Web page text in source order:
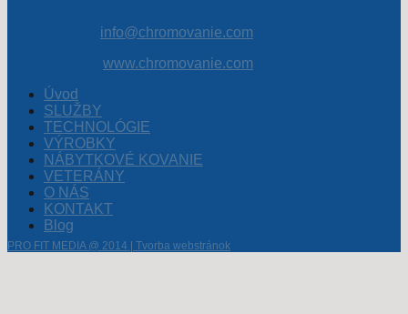
info@chromovanie.com
www.chromovanie.com
Úvod
SLUŽBY
TECHNOLÓGIE
VÝROBKY
NÁBYTKOVÉ KOVANIE
VETERÁNY
O NÁS
KONTAKT
Blog
PRO FIT MEDIA @ 2014 | Tvorba webstránok